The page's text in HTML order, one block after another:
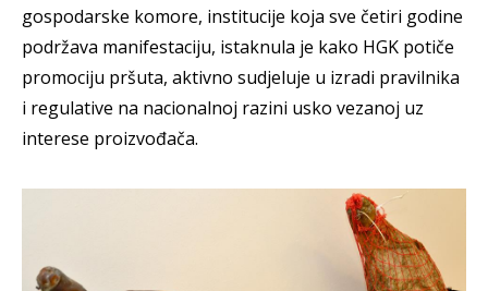
gospodarske komore, institucije koja sve četiri godine
podržava manifestaciju, istaknula je kako HGK potiče
promociju pršuta, aktivno sudjeluje u izradi pravilnika
i regulative na nacionalnoj razini usko vezanoj uz
interese proizvođača.